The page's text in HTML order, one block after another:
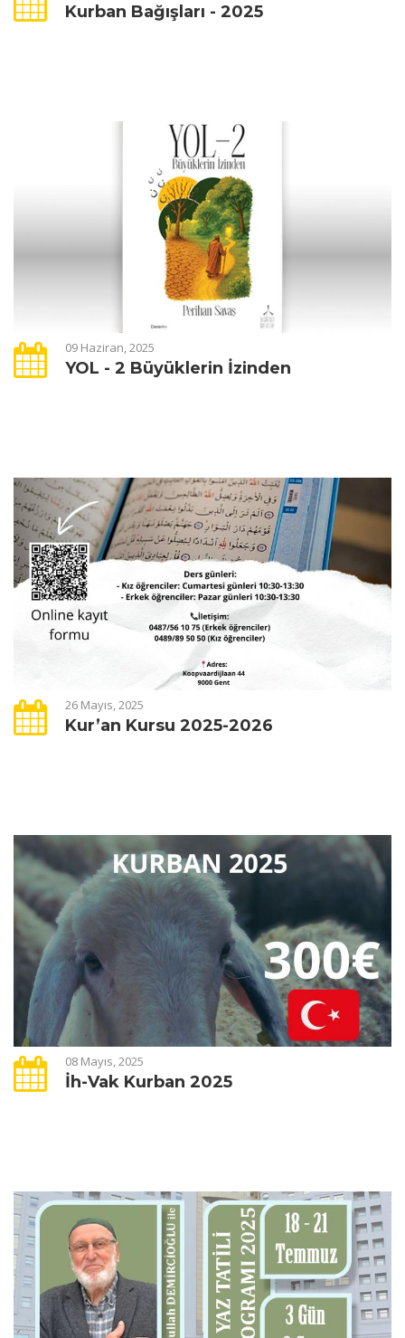
Kurban Bağışları - 2025
09 Haziran, 2025
YOL - 2 Büyüklerin İzinden
26 Mayıs, 2025
Kur’an Kursu 2025-2026
08 Mayıs, 2025
İh-Vak Kurban 2025